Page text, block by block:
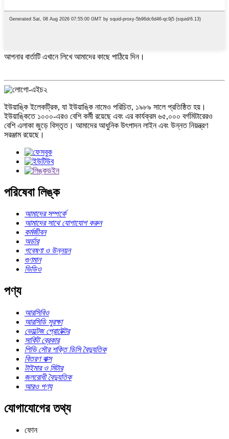
আপনার বার্তাটি এখানে লিখে আমাদের কাছে পাঠিয়ে দিন।
ইউয়াঙ্কি ইলেকট্রিক, যা ইউয়াঙ্কি নামেও পরিচিত, ১৯৮৯ সালে প্রতিষ্ঠিত হয়।
ইউয়াঙ্কিতে ১০০০-এরও বেশি কর্মী রয়েছে এবং এর কার্যক্রম ৬৫,০০০ বর্গমিটারেরও
বেশি এলাকা জুড়ে বিস্তৃত। আমাদের আধুনিক উৎপাদন লাইন এবং উন্নত নিয়ন্ত্রণ
সরঞ্জাম রয়েছে।
পরিষেবা লিঙ্ক
আমাদের সম্পর্কে
আমাদের সাথে যোগাযোগ করুন
কর্মজীবন
অর্ডার
গবেষণা ও উন্নয়ন
গুণমান
ভিডিও
পণ্য
আরসিবিও
আরসিডি সুরক্ষা
ভোল্টেজ প্রোটেক্টর
সার্কিট ব্রেকার
পিভি সৌর শক্তি ডিসি বৈদ্যুতিক
বিতরণ বাক্স
টাইমার ও মিটার
জলরোধী বৈদ্যুতিক
আরও পণ্য
যোগাযোগের তথ্য
ফোন